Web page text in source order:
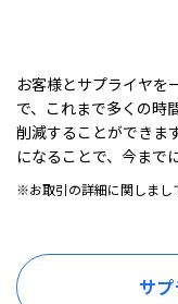
お客様とサプライヤを
で、これまで多くの時
削減することができま
になることで、今まで
※お取引の詳細に関しまし
サ